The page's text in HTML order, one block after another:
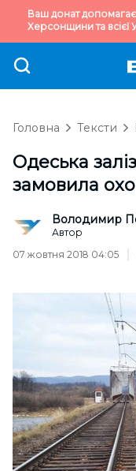
Ваш донат
Херсонщини та всієї
Головна Тексти
Одеська
замовила
Володимир
Автор
07 жовтня 2018 04:05